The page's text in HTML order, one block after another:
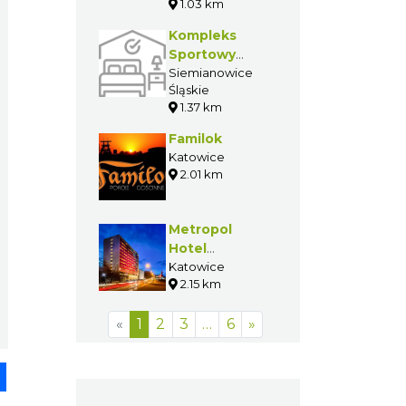
1.03 km
Kompleks
Sportowy
"Pszczelnik"
Siemianowice
Śląskie
1.37 km
Familok
Katowice
2.01 km
Metropol
Hotel
Katowice
Katowice
2.15 km
« 1 2 3 … 6 »